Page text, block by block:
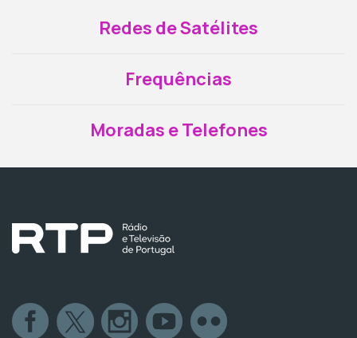
Redes de Satélites
Frequências
Moradas e Telefones